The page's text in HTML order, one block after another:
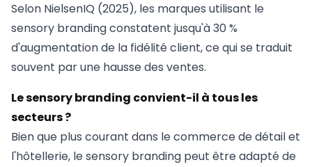
Selon NielsenIQ (2025), les marques utilisant le
sensory branding constatent jusqu'à 30 %
d'augmentation de la fidélité client, ce qui se traduit
souvent par une hausse des ventes.
Le sensory branding convient-il à tous les
secteurs ?
Bien que plus courant dans le commerce de détail et
l'hôtellerie, le sensory branding peut être adapté de